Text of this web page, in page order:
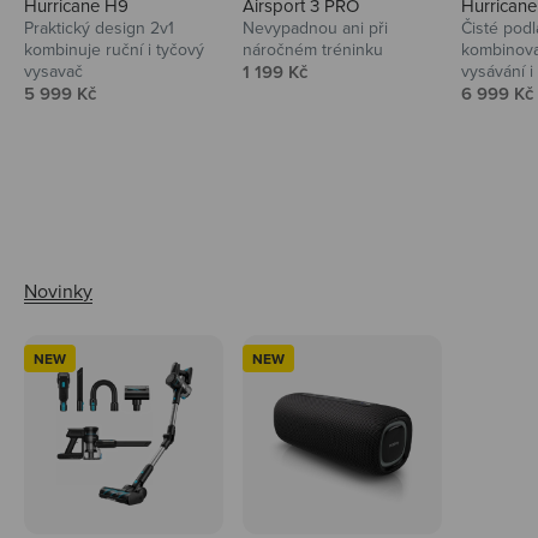
Hurricane H9
Praktický design 2v1
kombinuje ruční i tyčový
vysavač
Prodejní cena
5 999 Kč
Airsport 3 PRO
Nevypadnou ani při
náročném tréninku
Prodejní cena
1 199 Kč
Čisté
vysávání
Prodejní
6 999 Kč
NEW NEW